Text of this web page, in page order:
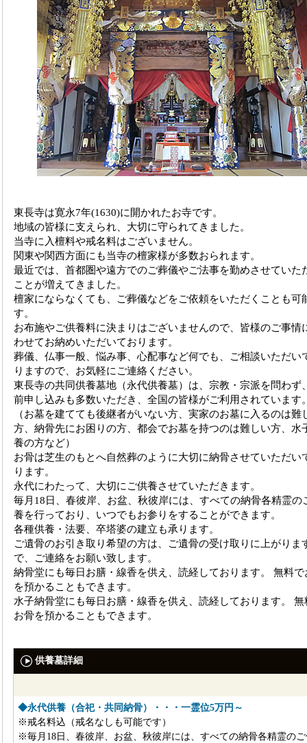
東長寺は寛永7年(1630)に開かれたお寺です。
地域の皆様に支えられ、大切に守られてきました。
当寺に入檀料や戒名料はございません。
関東や関西方面にも当寺の檀家様が多数おられます。
最近では、首都圏や遠方でのご葬儀やご法事を勤めさせていた
ことが増えてきました。
檀家にならなくても、ご葬儀などをご依頼をいただくことも可
す。
お布施やご供養料に決まりはございませんので、皆様のご事情
わせてお納めいただいております。
葬儀、仏事一般、悩み事、心配事など何でも、ご相談いただい
りますので、お気軽にご連絡ください。
東長寺の共同供養墓地（永代供養墓）は、宗教・宗派を問わず
前申し込みも多数いただき、全国の皆様がご利用されています
（お墓を建てても後継者がいない方、実家のお墓に入るのは難
方、納骨先にお困りの方、都会でお墓を持つのは難しい方、水
養の方など）
お骨は芝生のもとへ自然葬のように大切に納骨させていただい
ります。
永代にわたって、大切にご供養させていただきます。
毎月18日、春彼岸、お盆、秋彼岸には、すべての納骨各精霊の
養を行っており、いつでもお参りをすることができます。
各種供養・法要、卒塔婆の建立も承ります。
ご遺骨のお引き取り希望の方は、ご遺骨の受け取りに上がりま
で、ご連絡をお願い致します。
納骨堂にも毎日お膳・線香を供え、読経しております。 無料で
を預かることもできます。
水子納骨堂にも毎日お膳・線香を供え、読経しております。 無
お骨を預かることもできます。
供養墓詳細
◆永代供養（合祀・共同納骨）・・・一霊位5万円～
※戒名料込（戒名なしも可能です）
※毎月18日、春彼岸、お盆、秋彼岸には、すべての納骨各精霊の